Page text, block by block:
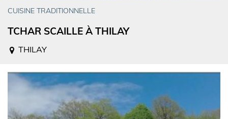
CUISINE TRADITIONNELLE
TCHAR SCAILLE À THILAY
THILAY